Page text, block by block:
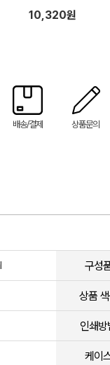
10,320원
배송/결제 상품문의
구성
상품
인쇄방
케이